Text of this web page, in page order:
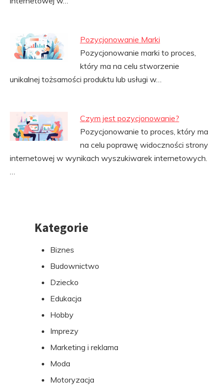
Pozycjonowanie Marki
Pozycjonowanie marki to proces,
który ma na celu stworzenie
unikalnej tożsamości produktu lub usługi w…
Czym jest pozycjonowanie?
Pozycjonowanie to proces, który ma
na celu poprawę widoczności strony
internetowej w wynikach wyszukiwarek internetowych.
…
PrzejdźKategorie
Biznes
Budownictwo
Dziecko
Edukacja
Hobby
Imprezy
Marketing i reklama
Moda
Motoryzacja